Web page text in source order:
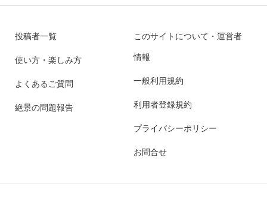
投稿者一覧
使い方・楽しみ方
よくあるご質問
絶景の問題報告
このサイトについて・運営者
情報
一般利用規約
利用者登録規約
プライバシーポリシー
お問合せ